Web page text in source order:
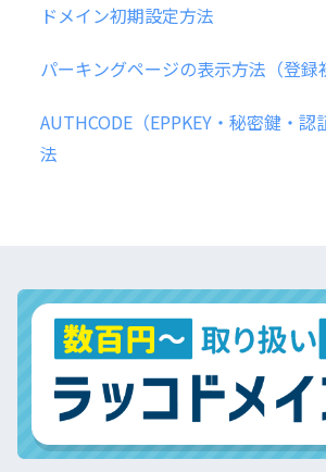
ドメイン初期設定方法
パーキングページの表示方法（登録
AUTHCODE（EPPKEY・秘密鍵・
法